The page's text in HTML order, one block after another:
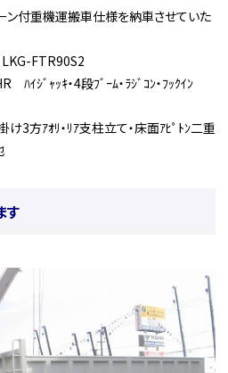
付重機運搬車仕様を納車させていた
FTR90S2
ｲｼﾞｬｯｷ・4段ﾌﾞｰﾑ・ﾗｼﾞｺﾝ・ﾌｯｸｲﾝ
3方ｱｵﾘ・ﾘｱ支柱立て・床面ｱﾋﾟﾄﾝ二重
す